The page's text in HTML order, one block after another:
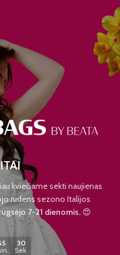
kviečiame sekti naujienas
rudens sezono Italijos
7-21 dienomis.😍
30
Sek.